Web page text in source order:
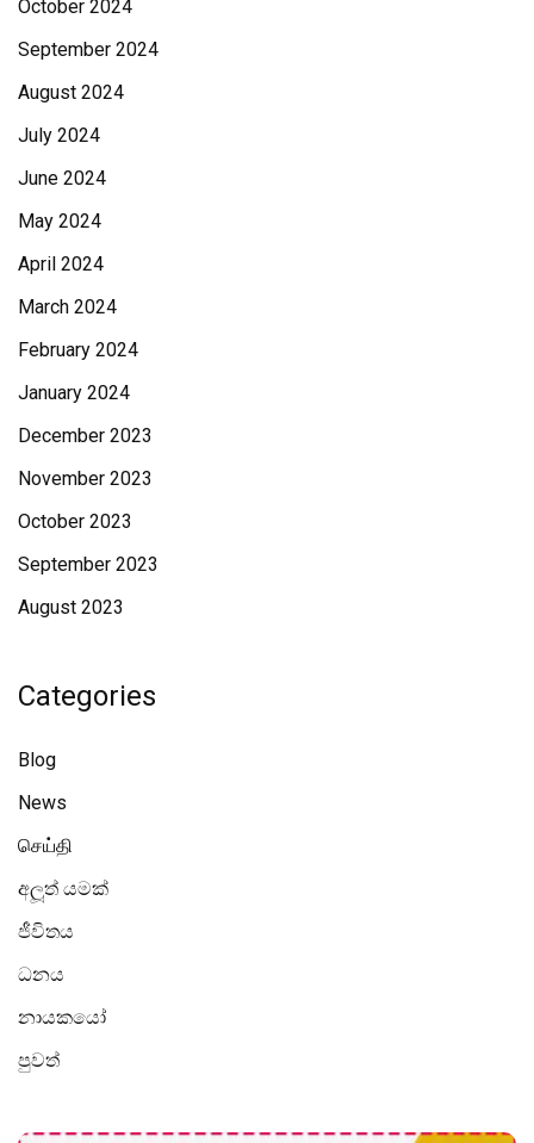
October 2024
September 2024
August 2024
July 2024
June 2024
May 2024
April 2024
March 2024
February 2024
January 2024
December 2023
November 2023
October 2023
September 2023
August 2023
Categories
Blog
News
செய்தி
අලූත් යමක්
ජීවිතය
ධනය
නායකයෝ
පුවත්